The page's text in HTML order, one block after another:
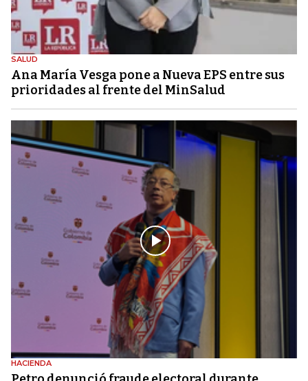
SALUD
Ana María Vesga pone a Nueva EPS entre sus
prioridades al frente del MinSalud
HACIENDA